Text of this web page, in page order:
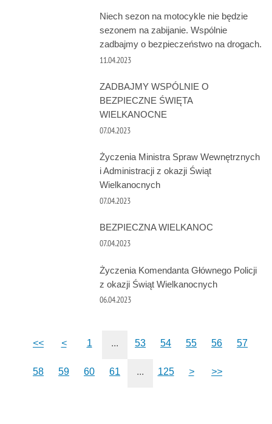
Niech sezon na motocykle nie będzie
sezonem na zabijanie. Wspólnie
zadbajmy o bezpieczeństwo na drogach.
11.04.2023
ZADBAJMY WSPÓLNIE O
BEZPIECZNE ŚWIĘTA
WIELKANOCNE
07.04.2023
Życzenia Ministra Spraw Wewnętrznych
i Administracji z okazji Świąt
Wielkanocnych
07.04.2023
BEZPIECZNA WIELKANOC
07.04.2023
Życzenia Komendanta Głównego Policji
z okazji Świąt Wielkanocnych
06.04.2023
<< < 1 ... 53 54 55 56 57
58 59 60 61 ... 125 > >>